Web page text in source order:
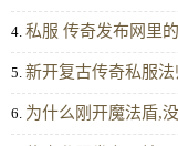
4. 私服 传奇发布网里
5. 新开复古传奇私服
6. 为什么刚开魔法盾,